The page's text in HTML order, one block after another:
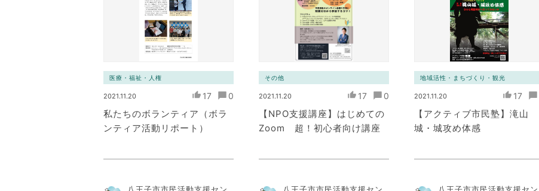
医療・福祉・人権
2021.11.20 17 0
私たちのボランティア（ボラ
ンティア活動リポート）
その他
2021.11.20 17 0
【NPO支援講座】はじめての
Zoom 超！初心者向け講座
地域活性・まちづくり・観光
2021.11.20 17
【アクティブ市民塾】滝山
城・城攻め体感